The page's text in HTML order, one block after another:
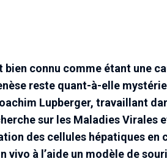
bien connu comme étant une
reste quant-à-elle
Lupberger, travaillant
sur les Maladies Virales
des cellules hépatiques en
vivo à l’aide un modèle de